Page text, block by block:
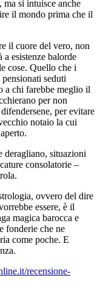
ma si intuisce anche
il mondo prima che il
il cuore del vero, non
a esistenze balorde
cose. Quello che i
seduti
a chi farebbe meglio il
per non
per evitare
notaio la cui
deragliano, situazioni
consolatorie –
ovvero del dire
essere, è il
magica barocca e
fonderie che ne
come poche. E
recensione-